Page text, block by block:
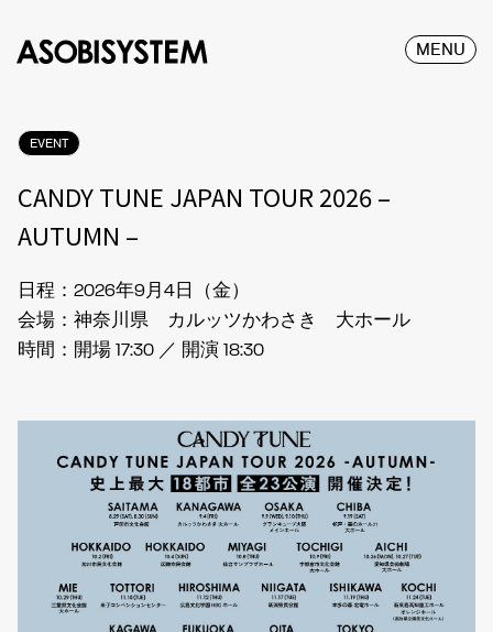
MENU
EVENT
CANDY TUNE JAPAN TOUR 2026 –
AUTUMN –
日程：2026年9月4日（金）
会場：神奈川県 カルッツかわさき 大ホール
時間：開場 17:30 ／ 開演 18:30